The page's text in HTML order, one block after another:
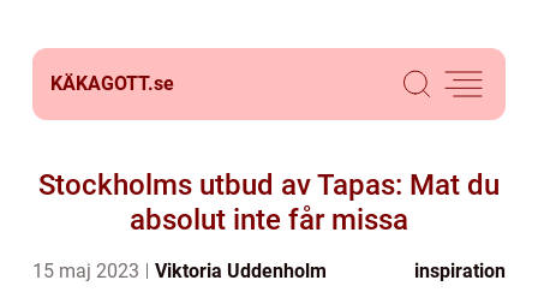
KÄKAGOTT.se
Stockholms utbud av Tapas: Mat du
absolut inte får missa
15 maj 2023 Viktoria Uddenholm inspiration